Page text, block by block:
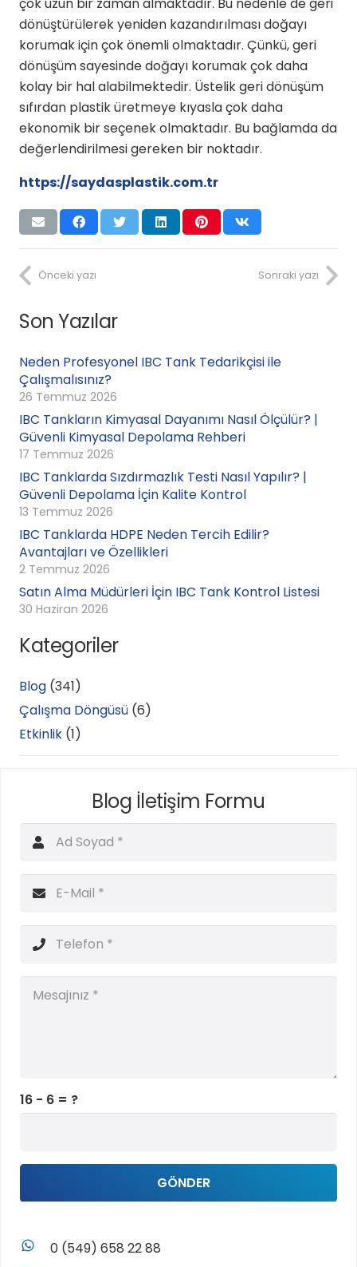
dönüştürülerek yeniden kazandırılması doğayı
korumak için çok önemli olmaktadır. Çünkü, geri
dönüşüm sayesinde doğayı korumak çok daha
kolay bir hal alabilmektedir. Üstelik geri dönüşüm
sıfırdan plastik üretmeye kıyasla çok daha
ekonomik bir seçenek olmaktadır. Bu bağlamda da
değerlendirilmesi gereken bir noktadır.
https://saydasplastik.com.tr
Önceki yazı Sonraki yazı
Son Yazılar
Neden Profesyonel IBC Tank Tedarikçisi ile
Çalışmalısınız?
26 Temmuz 2026
IBC Tankların Kimyasal Dayanımı Nasıl Ölçülür? |
Güvenli Kimyasal Depolama Rehberi
17 Temmuz 2026
IBC Tanklarda Sızdırmazlık Testi Nasıl Yapılır? |
Güvenli Depolama İçin Kalite Kontrol
13 Temmuz 2026
IBC Tanklarda HDPE Neden Tercih Edilir?
Avantajları ve Özellikleri
2 Temmuz 2026
Satın Alma Müdürleri İçin IBC Tank Kontrol Listesi
30 Haziran 2026
Kategoriler
Blog (341)
Çalışma Döngüsü (6)
Etkinlik (1)
Blog İletişim Formu
16 - 6 = ?
GÖNDER
whatsapp
0 (549) 658 22 88